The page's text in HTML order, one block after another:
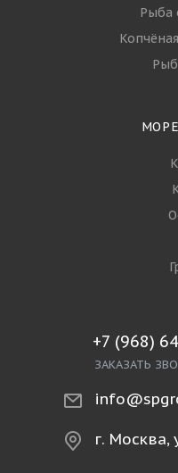
Рыба
+7 (968)
ЗАКАЗАТЬ
г. Москва,